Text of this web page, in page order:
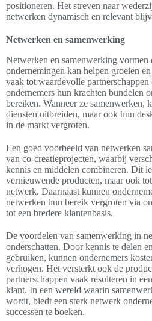
positioneren. Het streven naar
netwerken dynamisch en relevant
Netwerken en samenwerking
Netwerken en samenwerking vormen
ondernemingen kan helpen groeien
vaak tot waardevolle
ondernemers hun krachten bundelen
bereiken. Wanneer ze samenwerken,
diensten uitbreiden, maar ook hun
in de markt vergroten.
Een goed voorbeeld van netwerken
van co-creatieprojecten, waarbij
kennis en middelen combineren. Dit
vernieuwende producten, maar ook
netwerk. Daarnaast kunnen
netwerken hun bereik vergroten via
tot een bredere klantenbasis.
De voordelen van samenwerking in
onderschatten. Door kennis te delen
gebruiken, kunnen ondernemers
verhogen. Het versterkt ook de
partnerschappen vaak resulteren in
klant. In een wereld waarin
wordt, biedt een sterk netwerk
successen te boeken.